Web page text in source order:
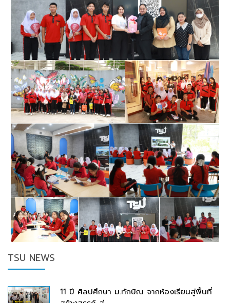
TSU NEWS
11 ปี ศิลปศึกษา ม.ทักษิณ จากห้องเรียนสู่พื้นที่